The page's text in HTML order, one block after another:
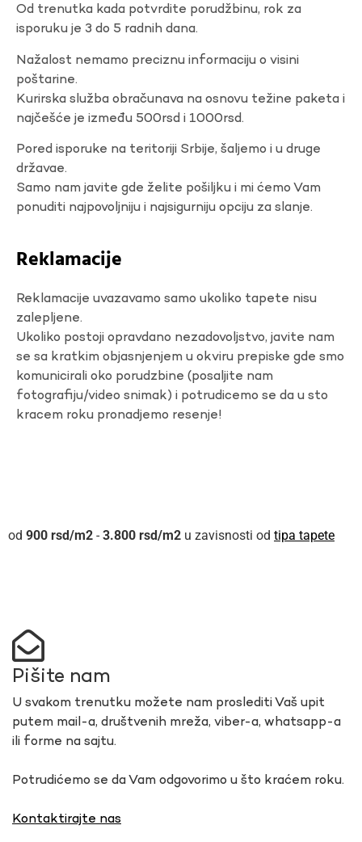
Od trenutka kada potvrdite porudžbinu, rok za
isporuku je 3 do 5 radnih dana.
Nažalost nemamo preciznu informaciju o visini
poštarine.
Kurirska služba obračunava na osnovu težine paketa i
najčešće je između 500rsd i 1000rsd.
Pored isporuke na teritoriji Srbije, šaljemo i u druge
državae.
Samo nam javite gde želite pošiljku i mi ćemo Vam
ponuditi najpovoljniju i najsigurniju opciju za slanje.
Reklamacije
Reklamacije uvazavamo samo ukoliko tapete nisu
zalepljene.
Ukoliko postoji opravdano nezadovoljstvo, javite nam
se sa kratkim objasnjenjem u okviru prepiske gde smo
komunicirali oko porudzbine (posaljite nam
fotografiju/video snimak) i potrudicemo se da u sto
kracem roku pronadjemo resenje!
900 rsd - 3.800 rsd u zavisnosti od tipa tapete
Pišite nam
U svakom trenutku možete nam proslediti Vaš upit
putem mail-a, društvenih mreža, viber-a, whatsapp-a
ili forme na sajtu.
Potrudićemo se da Vam odgovorimo u što kraćem roku.
Kontaktirajte nas